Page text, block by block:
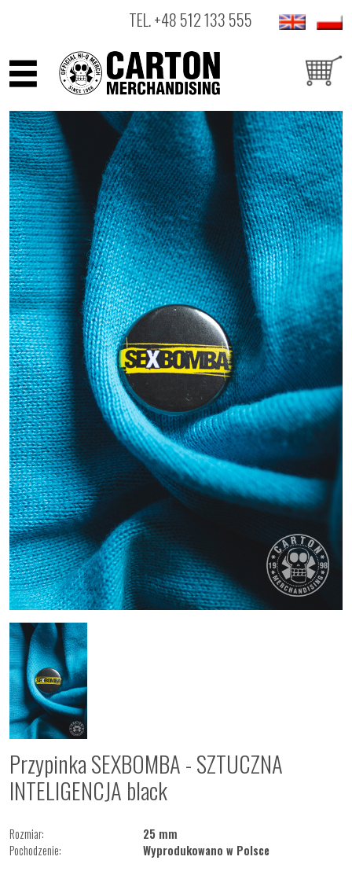
TEL.+48 512 133 555
ARTYŚCI
PRODUKTY
OUTLET
Przypinka SEXBOMBA - SZTUCZNA
INTELIGENCJA black
Rozmiar:
25 mm
Pochodzenie:
Wyprodukowano w Polsce